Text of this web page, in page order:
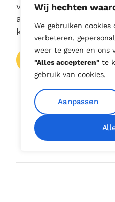
Wij hechten
We gebruiken
verbeteren,
weer te geven en ons
"Alles accepteren" te
gebruik van cookies.
Aanpassen
van bouten en
automatische
kunnen worden.
Contact over inpersen